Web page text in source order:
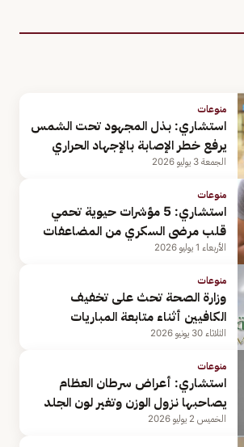
منوعات
استشاري: بذل المجهود تحت الشمس
يرفع خطر الإصابة بالإجهاد الحراري
الجمعة 3 يوليو 2026
منوعات
استشاري: 5 مؤشرات حيوية تحمي
قلب مرضى السكري من المضاعفات
الأربعاء 1 يوليو 2026
منوعات
وزارة الصحة تحث على تخفيف
الكافيين أثناء متابعة المباريات
الثلاثاء 30 يونيو 2026
منوعات
استشاري: أعراض سرطان العظام
يصاحبها نزول الوزن وتغير لون الجلد
الخميس 2 يوليو 2026